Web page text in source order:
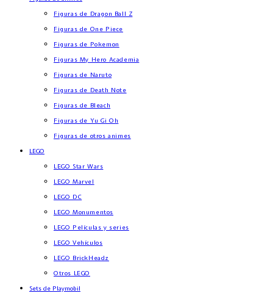
Figuras de Dragon Ball Z
Figuras de One Piece
Figuras de Pokemon
Figuras My Hero Academia
Figuras de Naruto
Figuras de Death Note
Figuras de Bleach
Figuras de Yu Gi Oh
Figuras de otros animes
LEGO
LEGO Star Wars
LEGO Marvel
LEGO DC
LEGO Monumentos
LEGO Películas y series
LEGO Vehículos
LEGO BrickHeadz
Otros LEGO
Sets de Playmobil